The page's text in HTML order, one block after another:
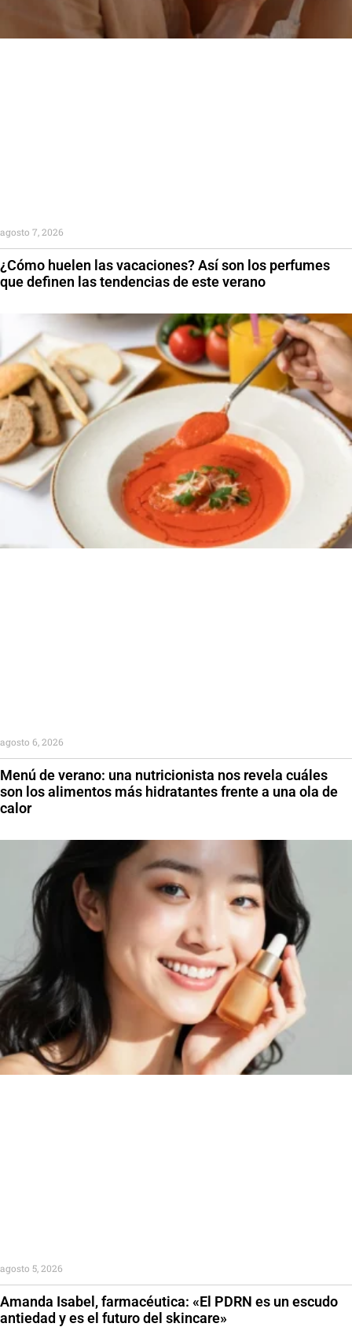
¿Cómo huelen las vacaciones? Así son los perfumes
que definen las tendencias de este verano
agosto 7, 2026
Menú de verano: una nutricionista nos revela cuáles
son los alimentos más hidratantes frente a una ola de
calor
agosto 6, 2026
Amanda Isabel, farmacéutica: «El PDRN es un escudo
antiedad y es el futuro del skincare»
agosto 5, 2026